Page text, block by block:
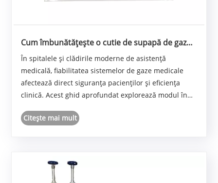
Cum îmbunătățește o cutie de supapă de gaz
medical siguranța și eficiența în unitățile de
asistență medicală
În spitalele și clădirile moderne de asistență
medicală, fiabilitatea sistemelor de gaze medicale
afectează direct siguranța pacienților și eficiența
clinică. Acest ghid aprofundat explorează modul în
distribuția sigură a gazului, răspunsul rapid în
Citeşte mai mult